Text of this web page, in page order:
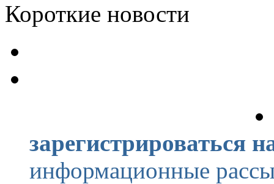
Короткие новости
зарегистрироваться
информационные